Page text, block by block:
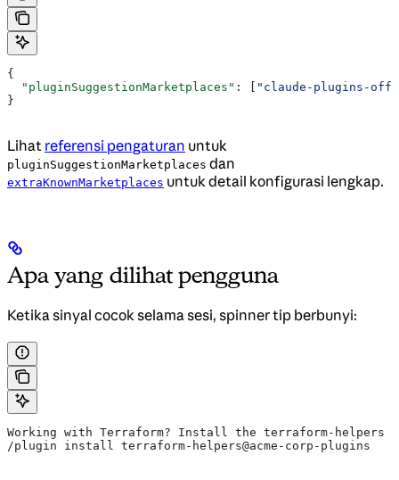
{
  "pluginSuggestionMarketplaces"
: [ "claude-plugins-
}
Lihat referensi pengaturan untuk
pluginSuggestionMarketplaces dan
extraKnownMarketplaces untuk detail konfigurasi lengkap.
Apa yang dilihat pengguna
Ketika sinyal cocok selama sesi, spinner tip berbunyi:
Working with Terraform? Install the terraform-helpers
/plugin install terraform-helpers@acme-corp-plugins